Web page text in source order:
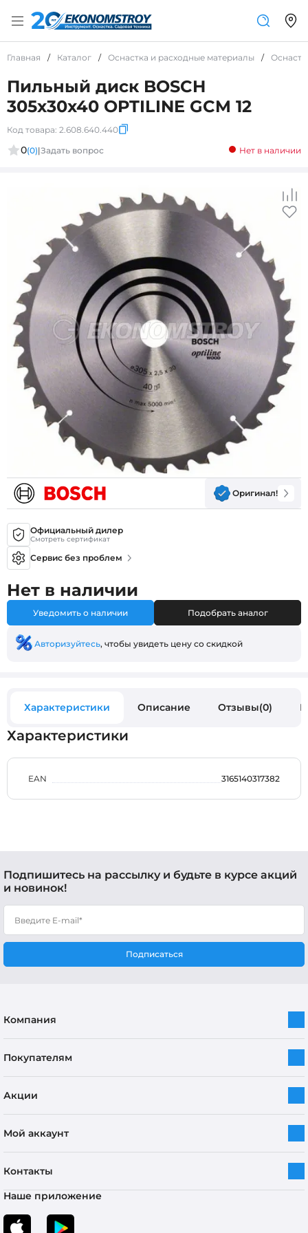
Главная / Каталог / Оснастка и расходные материалы /
Пильный диск BOSCH
305x30x40 OPTILINE GCM 12
Код товара: 2.608.640.440
0(0)|Задать вопрос Нет в наличии
Оригинал!
Официальный дилер
Смотреть сертификат
Сервис без проблем
Нет в наличии
Уведомить о наличии Подобрать аналог
Авторизуйтесь, чтобы увидеть цену со скидкой
Характеристики Описание Отзывы(0)
Характеристики
EAN 3165140317382
Подпишитесь на рассылку и будьте в курсе акций
и новинок!
Подписаться
Компания
Покупателям
Акции
Мой аккаунт
Контакты
Наше приложение